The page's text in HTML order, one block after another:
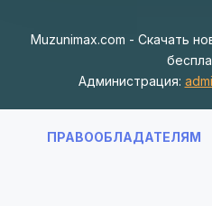
Muzunimax.com - Скачать
Администрация:
ПРАВООБЛАДАТЕЛЯМ